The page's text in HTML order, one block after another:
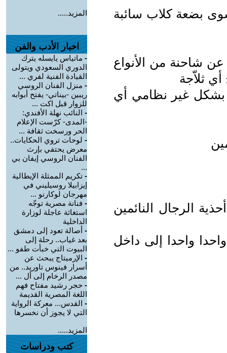
بضعة كلاب سائبة
شاحنة من الأنواع
أي ثلاّجة
بشكل غير نظامي أي
الرجال النائمين
واحدا إلى داخل
المزيد.....
اخبار الأدب والفن
- ماتياس يايسله يترك
الدوري السعودي ويتولى
القيادة الفنية لفري ...
- منزل الفنان الروسي
ريبين -بيناتي- يفتح أبوابه
للزوار قبل اكت ...
- النائب نهلة الأفندي:
-المدى- كرّست الإعلام
الحر ورسخت ثقافة ...
- لوحات تروي الحكايات..
معرض يحتفي بإرث
الفنان الروسي إيفان بي
...
- تكريم الممثلة الإيطالية
إيزابيلا روسيليني في
مهرجان لوكارنو ...
- فنانة مصرية توجّه
استغاثة عاجلة لوزارة
الداخلية
- أصالة تعود إلى دمشق
بعد غياب.. رحلة إلى
البيوت التي خبأت طفو ...
- الإرميتاج يبحث عن
أسرار فينوس تاوريد.. من
مصدر الرخام إلى أل ...
- حجر رشيد مفتاح فهم
اللغة المصرية القديمة
- القدس... معركة الرواية
التي لا يجوز أن نخسرها
المزيد.....
كتب ودراسات